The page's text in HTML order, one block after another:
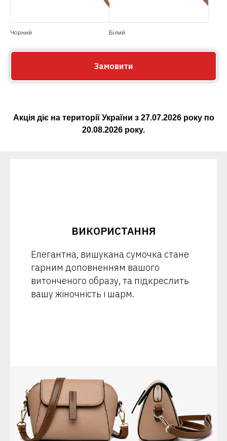
Чорний Білий
Замовити
Акція діє на території України з 27.07.2026року по
20.08.2026 року.
ВИКОРИСТАННЯ
Елегантна, вишукана сумочка стане
гарним доповненням вашого
витонченого образу, та підкреслить
вашу жіночність і шарм.